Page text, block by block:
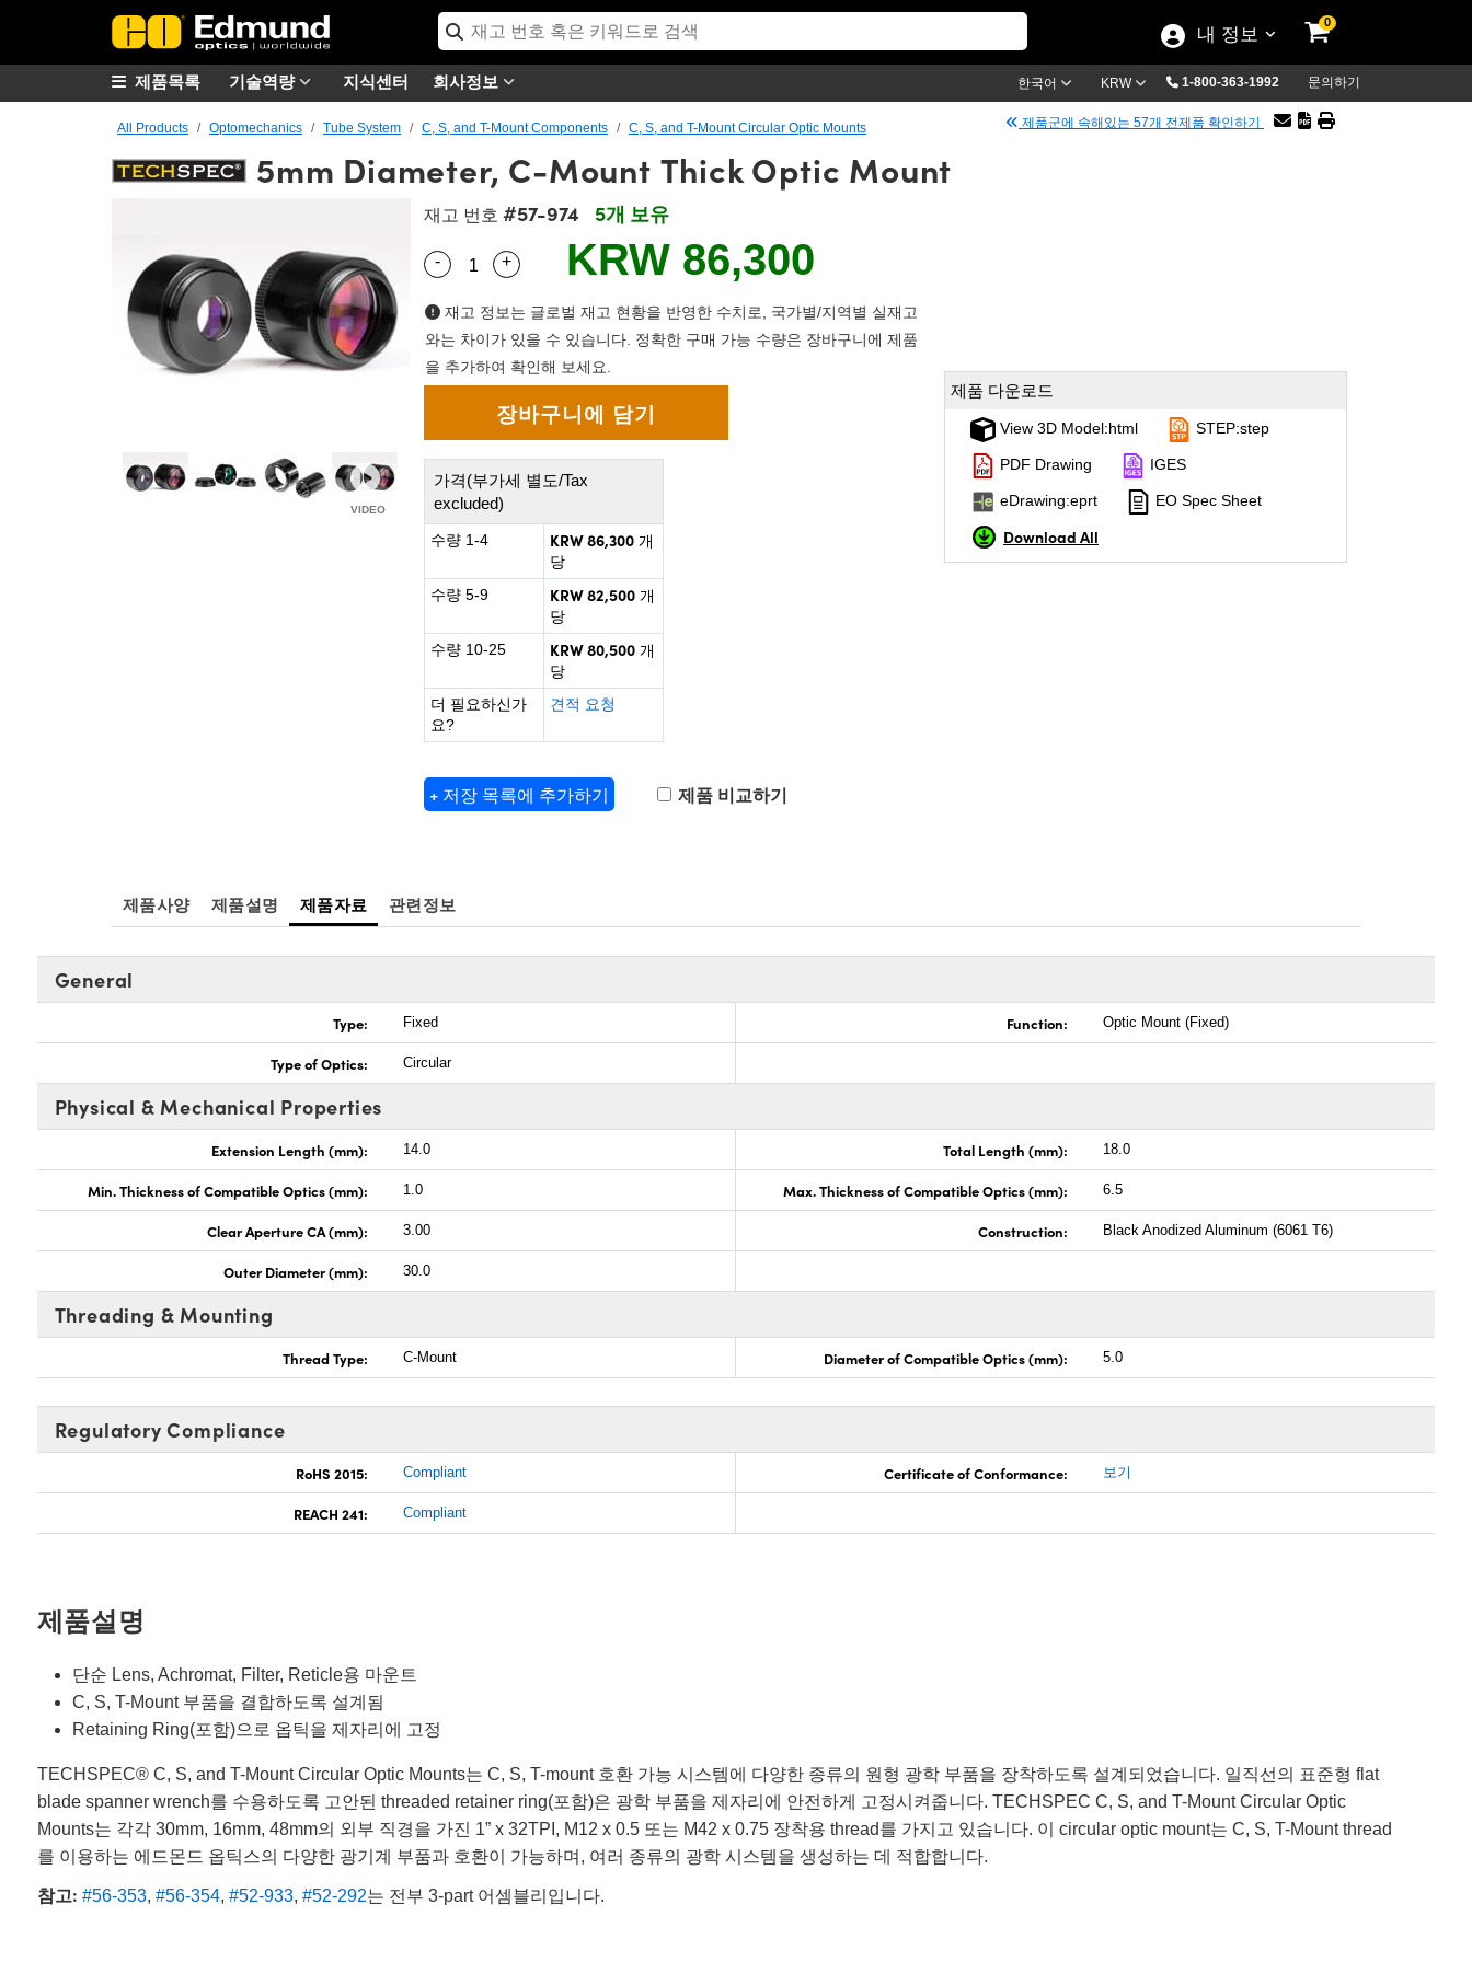
내 정보
0
기술역량 지식센터 회사정보 한국어 KRW 1-800-363-1992 문의하기
제품목록
All Products Optomechanics Tube System C, S, and T-Mount Components C, S, and T-Mount Circular Optic Mounts 제품군에 속해있는 57개 전제품 확인하기
5mm Diameter, C-Mount Thick Optic Mount
재고 번호 #57-974 5개 보유
Quantity Selector
- Use the plus and minus buttons to adjust the quantity.
+ KRW 86,300
재고 정보는 글로벌 재고 현황을 반영한 수치로, 국가별/지역별 실재고
와는 차이가 있을 수 있습니다. 정확한 구매 가능 수량은 장바구니에 제품
을 추가하여 확인해 보세요.
가격(부가세 별도/Tax
excluded)
수량 1-4 KRW 86,300 개
당
수량 5-9
KRW 82,500 개
당
수량 10-25
KRW 80,500 개
당
더 필요하신가
요?
견적 요청
+ 저장 목록에 추가하기 제품 비교하기
제품 다운로드
View 3D Model:html STEP:step
PDF Drawing IGES
eDrawing:eprt EO Spec Sheet
Download All
제품사양 제품설명 제품자료 관련정보
General
Type: Fixed Function: Optic Mount (Fixed)
Type of Optics: Circular
Physical & Mechanical Properties
Extension Length (mm): 14.0 Total Length (mm): 18.0
Min. Thickness of Compatible Optics (mm): 1.0 Max. Thickness of Compatible Optics (mm): 6.5
Clear Aperture CA (mm): 3.00 Construction: Black Anodized Aluminum (6061 T6)
Outer Diameter (mm): 30.0
Threading & Mounting
Thread Type: C-Mount Diameter of Compatible Optics (mm): 5.0
Regulatory Compliance
RoHS 2015: Compliant Certificate of Conformance: 보기
REACH 241: Compliant
제품설명
단순 Lens, Achromat, Filter, Reticle용 마운트
C, S, T-Mount 부품을 결합하도록 설계됨
Retaining Ring(포함)으로 옵틱을 제자리에 고정
TECHSPEC® C, S, and T-Mount Circular Optic Mounts는 C, S, T-mount 호환 가능 시스템에 다양한 종류의 원형 광학 부품을 장착하도록 설계되었습니다. 일직선의 표준형 flat
blade spanner wrench를 수용하도록 고안된 threaded retainer ring(포함)은 광학 부품을 제자리에 안전하게 고정시켜줍니다. TECHSPEC C, S, and T-Mount Circular Optic
Mounts는 각각 30mm, 16mm, 48mm의 외부 직경을 가진 1” x 32TPI, M12 x 0.5 또는 M42 x 0.75 장착용 thread를 가지고 있습니다. 이 circular optic mount는 C, S, T-Mount thread
를 이용하는 에드몬드 옵틱스의 다양한 광기계 부품과 호환이 가능하며, 여러 종류의 광학 시스템을 생성하는 데 적합합니다.
참고: #56-353, #56-354, #52-933, #52-292는 전부 3-part 어셈블리입니다.